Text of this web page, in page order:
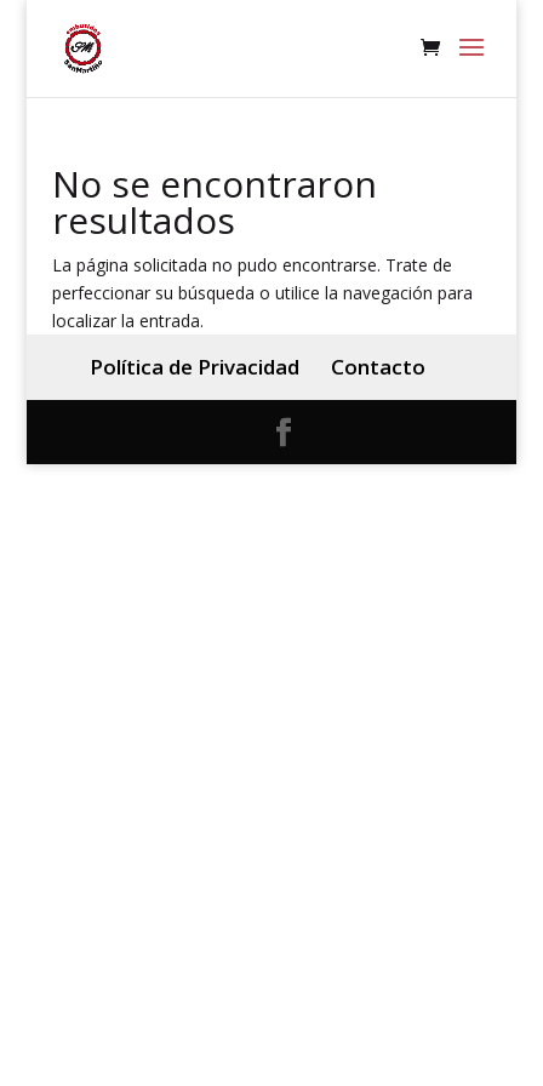
No se encontraron
resultados
La página solicitada no pudo encontrarse. Trate de
perfeccionar su búsqueda o utilice la navegación para
localizar la entrada.
Política de Privacidad Contacto